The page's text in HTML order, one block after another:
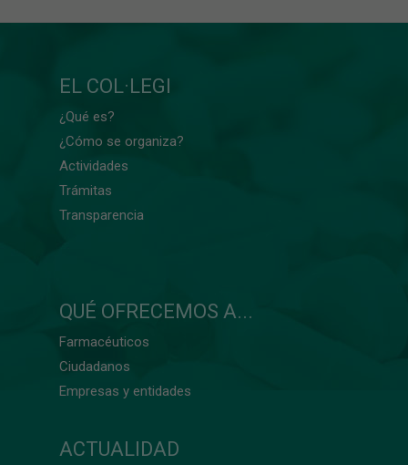
EL COL·LEGI
¿Qué es?
¿Cómo se organiza?
Actividades
Trámitas
Transparencia
QUÉ OFRECEMOS A...
Farmacéuticos
Ciudadanos
Empresas y entidades
ACTUALIDAD